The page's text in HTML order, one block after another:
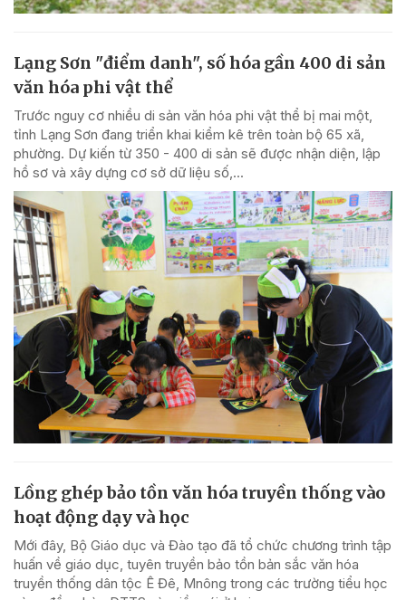
Lạng Sơn "điểm danh", số hóa gần 400 di sản
văn hóa phi vật thể
Trước nguy cơ nhiều di sản văn hóa phi vật thể bị mai một,
tỉnh Lạng Sơn đang triển khai kiểm kê trên toàn bộ 65 xã,
phường. Dự kiến từ 350 - 400 di sản sẽ được nhận diện, lập
hồ sơ và xây dựng cơ sở dữ liệu số,...
Lồng ghép bảo tồn văn hóa truyền thống vào
hoạt động dạy và học
Mới đây, Bộ Giáo dục và Đào tạo đã tổ chức chương trình tập
huấn về giáo dục, tuyên truyền bảo tồn bản sắc văn hóa
truyền thống dân tộc Ê Đê, Mnông trong các trường tiểu học